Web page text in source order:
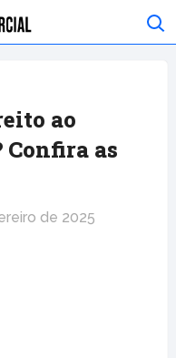
ao
Confira as
de 2025